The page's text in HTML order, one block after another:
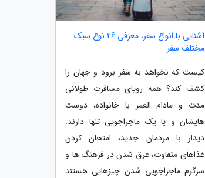
آشنایی با انواع سفر، معرفی 26 نوع سبک
مختلف سفر
کیست که نخواهد به سفر برود و جهان را
کشف کند؟ همه رویای مسافرت طولانی
مدت و مادام العمر با خانواده، دوست
هایشان و یا یک ماجراجویی تنها دارند.
دیدار با مردمان جدید، امتحان کردن
غذاهای متفاوت، غرق شدن در فرهنگ ها و
سرگرم ماجراجویی شدن چیزهایی هستند